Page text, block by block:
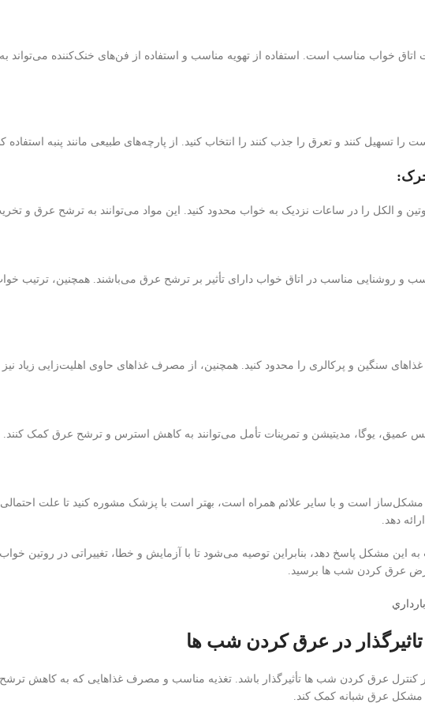
اتاق خواب مناسب است. استفاده از تهویه مناسب و استفاده از فن‌های خنک‌کننده
تسهیل کنند و تعرق را جذب کنند را انتخاب کنید. از پارچه‌های طبیعی مانند پنبه استفاده
و الکل را در ساعات نزدیک به خواب محدود کنید. این مواد می‌توانند به ترشح عرق و
مناسب و روشنایی مناسب در اتاق خواب دارای تأثیر بر ترشح عرق می‌باشند. همچنین، ترتیب
سنگین و پرکالری را محدود کنید. همچنین، از مصرف غذاهای حاوی اهلیت‌زایی زیاد نیز
عمیق، یوگا، مدیتیشن و تمرینات تأمل می‌توانند به کاهش استرس و ترشح عرق کمک کنند.
است و با سایر علائم همراه است، بهتر است با پزشک مشوره کنید تا علت احتمالی
دهد.
مشکل پاسخ دهد، بنابراین توصیه می‌شود تا با آزمایش و خطا، تغییراتی در روتین خواب
عرق کردن شب ها برسید.
در عرق کردن شب ها
عرق کردن شب ها تأثیرگذار باشد. تغذیه مناسب و مصرف غذاهایی که به کاهش
مشکل عرق شبانه کمک کند.